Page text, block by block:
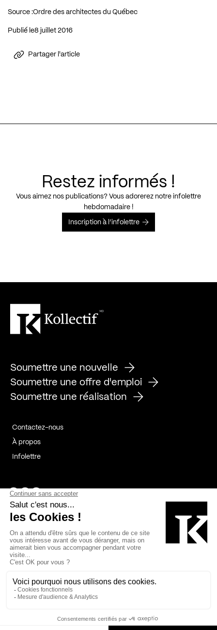
Source :Ordre des architectes du Québec
Publié le 8 juillet 2016
Partager l'article
Restez informés !
Vous aimez nos publications? Vous adorerez notre infolettre
hebdomadaire !
Inscription à l’infolettre
Soumettre une nouvelle
Soumettre une offre d'emploi
Soumettre une réalisation
Contactez-nous
À propos
Infolettre
Page Facebook de Kollectif
Page Instagram de Kollectif
Page Linkedin de Kollectif
Bâtiment-Durable-Québec-1
Esquisses-1
MP-1 v2com-1
Cookies